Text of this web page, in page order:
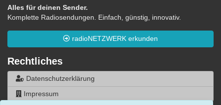
Alles für deinen Sender.
Komplette Radiosendungen. Einfach, günstig, innovativ.
radioNETZWERK erkunden
Rechtliches
Datenschutzerklärung
Impressum